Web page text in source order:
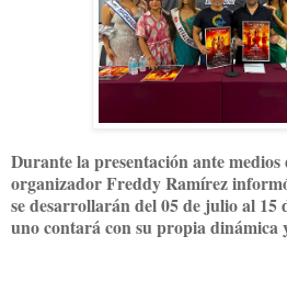
Durante la presentación ante
organizador Freddy Ramírez
se desarrollarán del 05 de julio al 15
uno contará con su propia dinámica